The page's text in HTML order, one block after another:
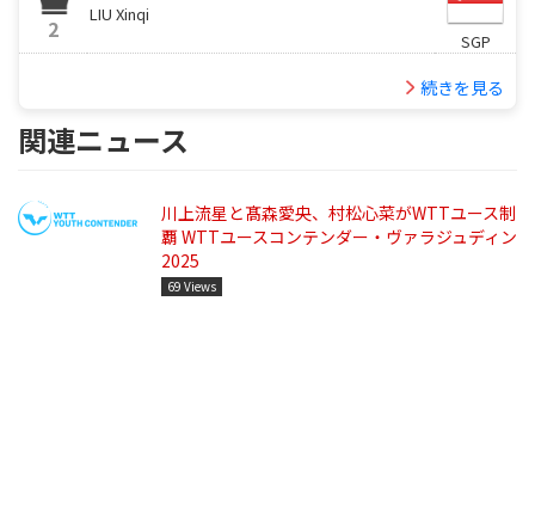
2
LIU Xinqi
SGP
続きを見る
関連ニュース
川上流星と髙森愛央、村松心菜がWTTユース制
覇 WTTユースコンテンダー・ヴァラジュディン
2025
69 Views